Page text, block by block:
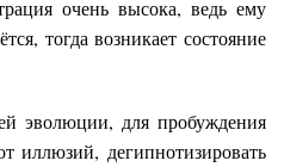
очень высока, ведь ему
тогда возникает состояние
эволюции, для пробуждения
дегипнотизировать